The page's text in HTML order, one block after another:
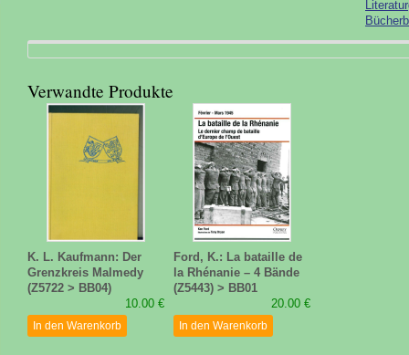
Verwandte Produkte
K. L. Kaufmann: Der
Grenzkreis Malmedy
(Z5722 > BB04)
10.00 €
In den Warenkorb
Ford, K.: La bataille de
la Rhénanie – 4 Bände
(Z5443) > BB01
20.00 €
In den Warenkorb